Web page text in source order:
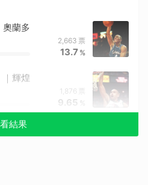
蘭多
2,663 票
13.7 %
｜輝煌
1,876 票
9.65 %
看結果